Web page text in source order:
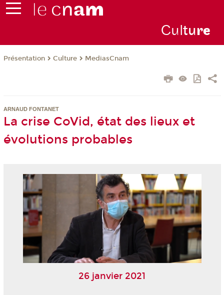
Culture
Présentation Culture MediasCnam
ARNAUD FONTANET
La crise CoVid, état des lieux et
évolutions probables
26 janvier 2021